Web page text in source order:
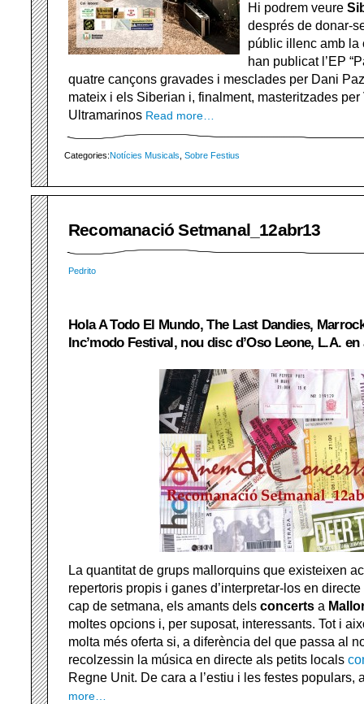
Hi podrem veure
després de donar-
públic illenc amb la
han publicat l’EP
quatre cançons gravades i mesclades per Dani
mateix i els Siberian i, finalment, masteritzades per
Ultramarinos Read more…
Categories:Notícies Musicals Sobre Festius
Recomanació Setmanal_12abr13
Pedrito
Hola A Todo El Mundo, The Last Dandies,
Inc’modo Festival, nou disc d’Oso Leone, L.A.
La quantitat de grups mallorquins que existeixen
repertoris propis i ganes d’interpretar-los en
cap de setmana, els amants dels concerts a
moltes opcions i, per suposat, interessants. Tot i
molta més oferta si, a diferència del que passa al
recolzessin la música en directe als petits locals
Regne Unit. De cara a l’estiu i les festes populars,
more…